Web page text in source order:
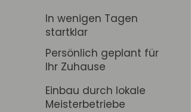
In wenigen Tagen
startklar
Persönlich geplant für
Ihr Zuhause
Einbau durch lokale
Meisterbetriebe